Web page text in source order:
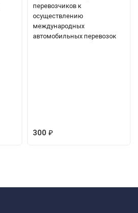
перевозчиков к
осуществлению
международных
автомобильных перевозок
300 ₽